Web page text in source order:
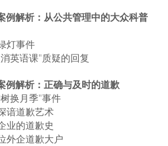
例解析：从公共管理中的大众科普
灯事件
英语课"质疑的回复
例解析：正确与及时的道歉
换月季"事件
谙道歉艺术
业的道歉史
外企道歉大户